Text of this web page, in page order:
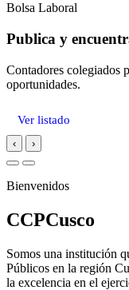
Bolsa Laboral
Publica y
Contadores colegiados
oportunidades.
Ver listado
‹ ›
Bienvenidos
CCPCusco
Somos una institución
Públicos en la región
la excelencia en el